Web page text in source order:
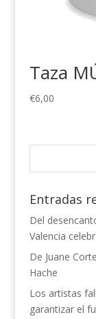
Taza
€6,00
Entradas
Del
Valencia
De Juane
Hache
Los artistas
garantizar el